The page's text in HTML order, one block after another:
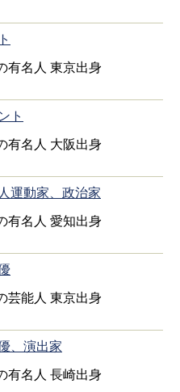
有名人 東京出身
ト
有名人 大阪出身
運動家、政治家
有名人 愛知出身
芸能人 東京出身
、演出家
有名人 長崎出身